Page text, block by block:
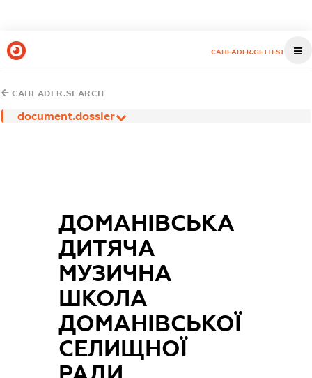
CAHEADER.GETTEST
CAHEADER.SEARCH
document.dossier
ДОМАНІВСЬКА
ДИТЯЧА
МУЗИЧНА
ШКОЛА
ДОМАНІВСЬКОЇ
СЕЛИЩНОЇ